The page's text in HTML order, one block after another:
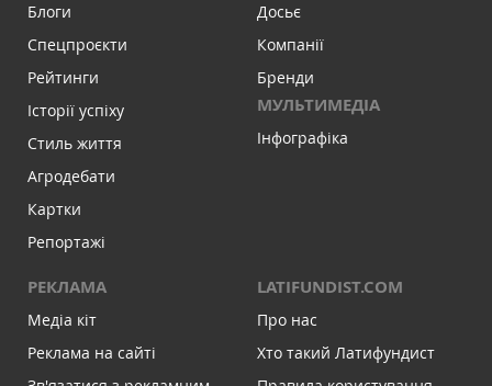
Блоги
Спецпроєкти
Рейтинги
Історії успіху
Стиль життя
Агродебати
Картки
Репортажі
Досьє
Компанії
Бренди
МУЛЬТИМЕДІА
Інфографіка
РЕКЛАМА
Медіа кіт
Реклама на сайті
LATIFUNDIST.COM
Про нас
Хто такий Латифундист